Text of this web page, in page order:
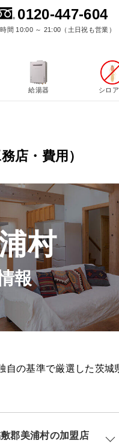
0120-447-604
間 10:00 ～ 21:00（土日祝も営業）
店・費用）
村
報
の基準で厳選した茨
郡美浦村の加盟店
給湯器 シロア